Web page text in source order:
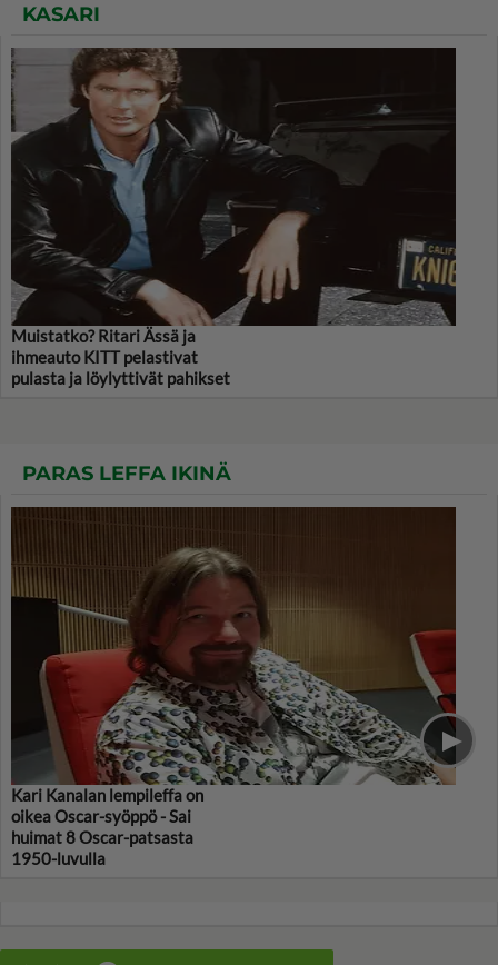
KASARI
Muistatko? Ritari Ässä ja
ihmeauto KITT pelastivat
pulasta ja löylyttivät pahikset
PARAS LEFFA IKINÄ
Kari Kanalan lempileffa on
oikea Oscar-syöppö - Sai
huimat 8 Oscar-patsasta
1950-luvulla